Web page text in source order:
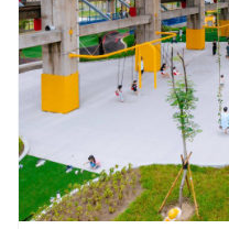
記者爆料網